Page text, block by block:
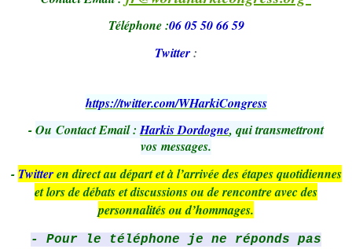
Téléphone :06 05 50 66 59
Twitter:
https://twitter.com/WHarkiCongress
-Ou Contact Email : Harkis Dordogne, qui transmettront
vos messages.
- Twitter en direct au départ et à l’arrivée des étapes quotidiennes
et lors de débats et discussions ou de rencontre avec des
personnalités ou d’hommages.
- Pour le téléphone je ne réponds pas